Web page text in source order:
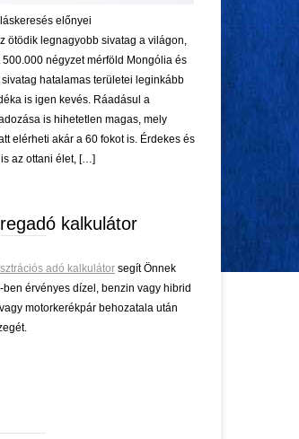
előnyei
ötödik legnagyobb sivatag a világon,
négyzet mérföld Mongólia és
sivatag hatalamas területei leginkább
is igen kevés. Ráadásul a
is hihetetlen magas, mely
elérheti akár a 60 fokot is. Érdekes és
az ottani élet, […]
kalkulátor
adó kalkulátor segít Önnek
érvényes dízel, benzin vagy hibrid
motorkerékpár behozatala után